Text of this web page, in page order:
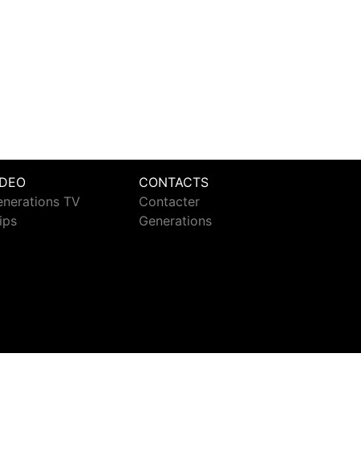
TV
CONTACTS
Contacter
Generations